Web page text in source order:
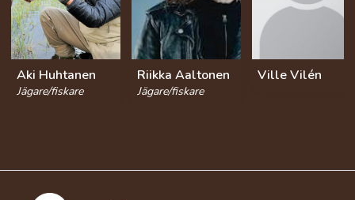
Aki Huhtanen
Jägare/fiskare
Riikka Aaltonen
Jägare/fiskare
Ville Vilén